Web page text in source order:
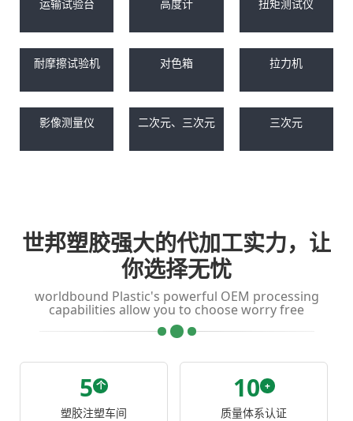
运输试验台 高度计 扭矩测试仪
耐摩擦试验机 对色箱 拉力机
影像测量仪 二次元、三次元 三次元
世邦塑胶强大的代加工实力，让
你选择无忧
worldbound Plastic's powerful OEM processing
capabilities allow you to choose worry free
5 个
塑胶注塑车间
10 +
质量体系认证